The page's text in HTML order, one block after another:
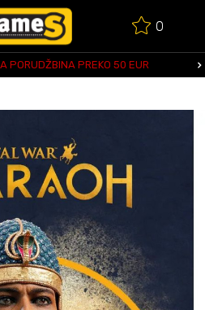
0
PORUDŽBINA PREKO 50 EUR